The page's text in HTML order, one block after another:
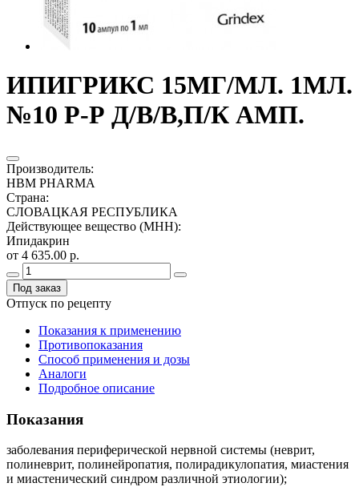
ИПИГРИКС 15МГ/МЛ. 1МЛ.
№10 Р-Р Д/В/В,П/К АМП.
Производитель:
HBM PHARMA
Страна:
СЛОВАЦКАЯ РЕСПУБЛИКА
Действующее вещество (МНН):
Ипидакрин
от 4 635.00 р.
Под заказ
Отпуск по рецепту
Показания к применению
Противопоказания
Способ применения и дозы
Аналоги
Подробное описание
Показания
заболевания периферической нервной системы (неврит,
полиневрит, полинейропатия, полирадикулопатия, миастения
и миастенический синдром различной этиологии);